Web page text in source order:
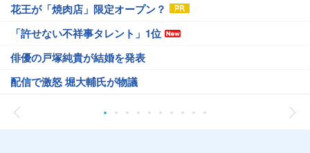
花王が「焼肉店」限定オープン？
「許せない不祥事タレント」1位
俳優の戸塚純貴が結婚を発表
配信で激怒 堀大輔氏が物議